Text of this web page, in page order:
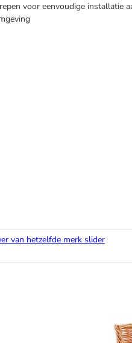
voor eenvoudige installatie
van hetzelfde merk slider